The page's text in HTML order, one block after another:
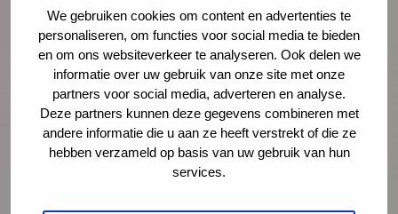
We gebruiken cookies om content en advertenties te
personaliseren, om functies voor social media te bieden
en om ons websiteverkeer te analyseren. Ook delen we
informatie over uw gebruik van onze site met onze
partners voor social media, adverteren en analyse.
Deze partners kunnen deze gegevens combineren met
andere informatie die u aan ze heeft verstrekt of die ze
hebben verzameld op basis van uw gebruik van hun
services.
ejwessels@ncj.nl
06 - 13 27 67 62
LinkedIn
Lees meer over Ellen-Joan Wessels